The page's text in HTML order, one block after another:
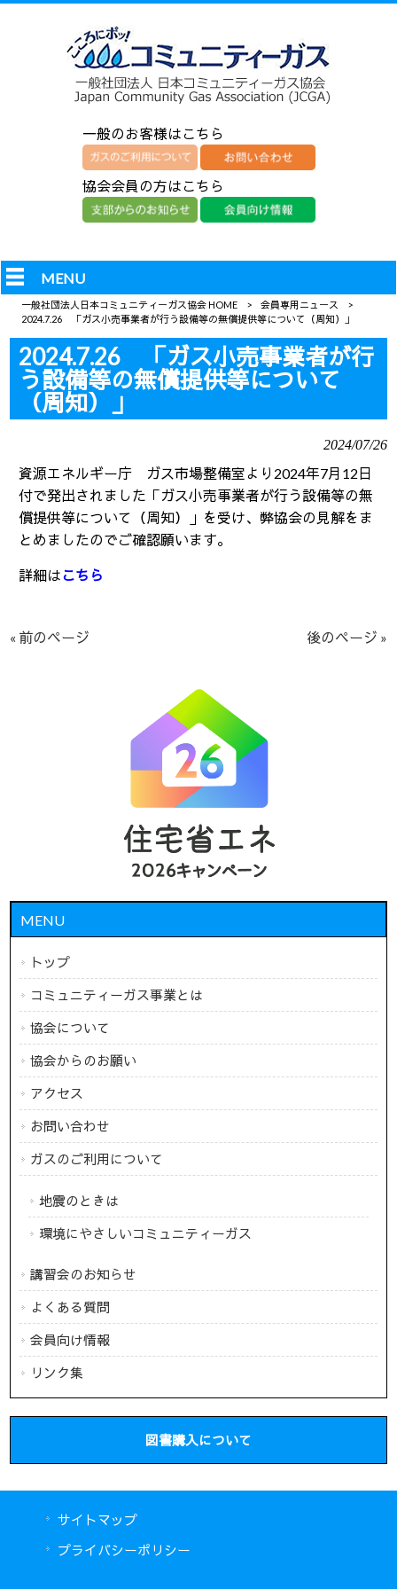
一般のお客様はこちら
協会会員の方はこちら
MENU
一般社団法人日本コミュニティーガス協会 HOME > 会員専用ニュース
>
2024.7.26 「ガス小売事業者が行う設備等の無償提供等について（周知）」
2024.7.26 「ガス小売事業者が行
う設備等の無償提供等について
（周知）」
2024/07/26
資源エネルギー庁 ガス市場整備室より2024年7月12日
付で発出されました「ガス小売事業者が行う設備等の無
償提供等について（周知）」を受け、弊協会の見解をま
とめましたのでご確認願います。
詳細はこちら
« 前のページ 後のページ »
MENU
トップ
コミュニティーガス事業とは
協会について
協会からのお願い
アクセス
お問い合わせ
ガスのご利用について
地震のときは
環境にやさしいコミュニティーガス
講習会のお知らせ
よくある質問
会員向け情報
リンク集
図書購入について
サイトマップ
プライバシーポリシー